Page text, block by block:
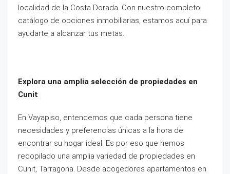
localidad de la Costa Dorada. Con nuestro completo
catálogo de opciones inmobiliarias, estamos aquí para
ayudarte a alcanzar tus metas.
Explora una amplia selección de propiedades en
Cunit
En Vayapiso, entendemos que cada persona tiene
necesidades y preferencias únicas a la hora de
encontrar su hogar ideal. Es por eso que hemos
recopilado una amplia variedad de propiedades en
Cunit, Tarragona. Desde acogedores apartamentos en